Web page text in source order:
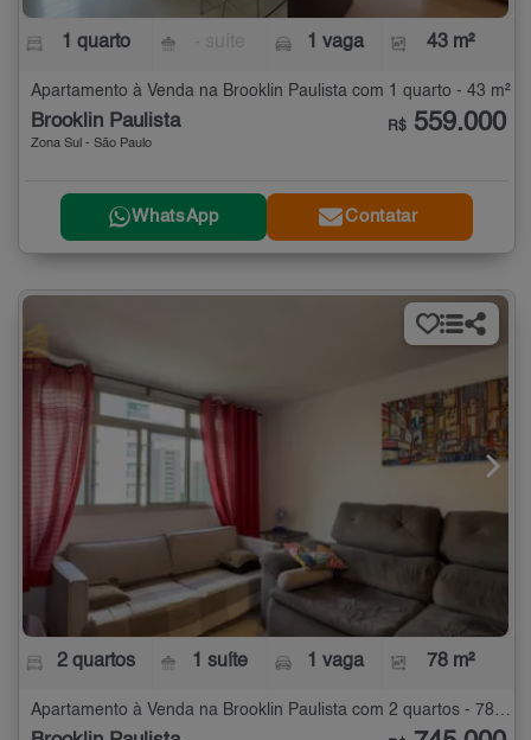
1 quarto 1 vaga 43 m²
Apartamento à Venda na Brooklin Paulista com 1 quarto - 43 m²
Brooklin Paulista
Zona Sul - São Paulo
R$ 559.000
WhatsApp Contatar
2 quartos 1 suíte 1 vaga 78 m²
Apartamento à Venda na Brooklin Paulista com 2 quartos - 78 m²